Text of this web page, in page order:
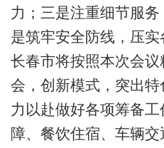
力；三是注重细节服
是筑牢安全防线，压实
长春市将按照本次会
会，创新模式，突出
力以赴做好各项筹备
障、餐饮住宿、车辆